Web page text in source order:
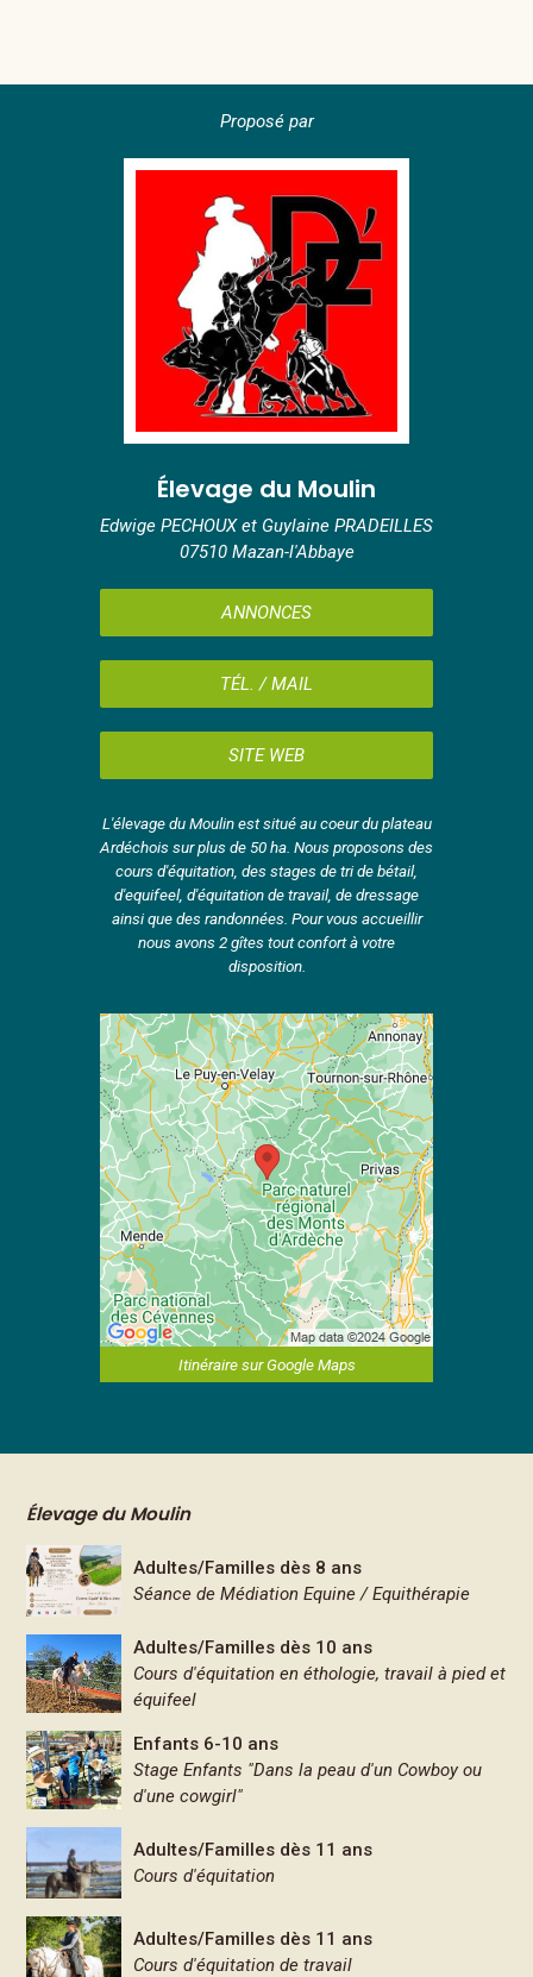
Proposé par
Élevage du Moulin
Edwige PECHOUX et Guylaine PRADEILLES
07510 Mazan-l'Abbaye
ANNONCES
TÉL. / MAIL
SITE WEB
L'élevage du Moulin est situé au coeur du plateau
Ardéchois sur plus de 50 ha. Nous proposons des
cours d'équitation, des stages de tri de bétail,
d'equifeel, d'équitation de travail, de dressage
ainsi que des randonnées. Pour vous accueillir
nous avons 2 gîtes tout confort à votre
disposition.
Itinéraire sur Google Maps
Élevage du Moulin
Adultes/Familles dès 8 ans
Séance de Médiation Equine / Equithérapie
Adultes/Familles dès 10 ans
Cours d'équitation en éthologie, travail à pied et
équifeel
Enfants 6-10 ans
Stage Enfants "Dans la peau d'un Cowboy ou
d'une cowgirl"
Adultes/Familles dès 11 ans
Cours d'équitation
Adultes/Familles dès 11 ans
Cours d'équitation de travail